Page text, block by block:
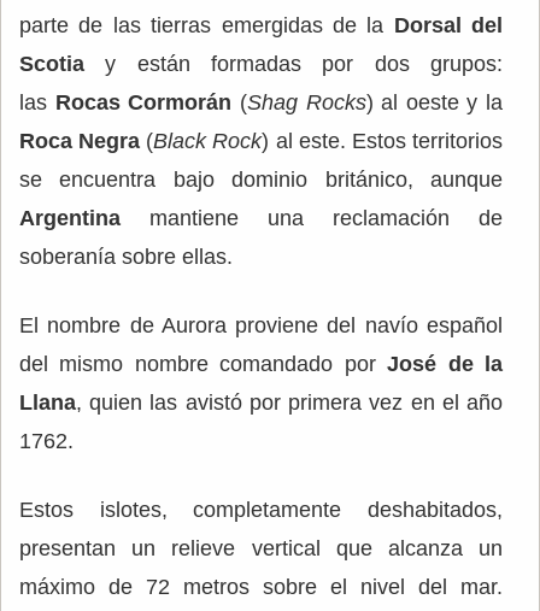
parte de las tierras emergidas de la Dorsal del
Scotia y están formadas por dos grupos:
las Rocas Cormorán (Shag Rocks) al oeste y la
Roca Negra (Black Rock) al este. Estos territorios
se encuentra bajo dominio británico, aunque
Argentina mantiene una reclamación de
soberanía sobre ellas.
El nombre de Aurora proviene del navío español
del mismo nombre comandado porJosé de la
Llana, quien las avistó por primera vez en el año
1762.
Estos islotes, completamente deshabitados,
presentan un relieve vertical que alcanza un
máximo de 72 metros sobre el nivel del mar.